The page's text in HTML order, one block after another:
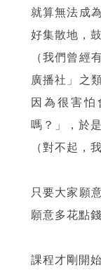
就算無法成
好集散地，
（我們曾經
廣播社」之
因為很害怕
嗎？」，於
（對不起，
只要大家願
願意多花點
課程才剛開